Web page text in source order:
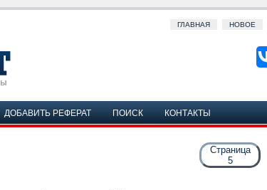
ГЛАВНАЯ НОВОЕ
ДОБАВИТЬ РЕФЕРАТ ПОИСК КОНТАКТЫ
Страница
5